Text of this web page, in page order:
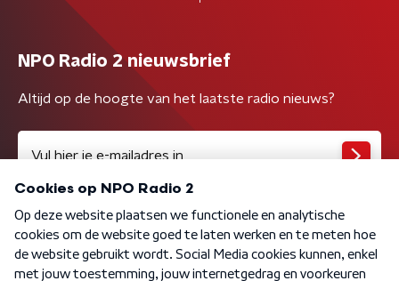
NPO Radio 2 nieuwsbrief
Altijd op de hoogte van het laatste radio nieuws?
Algemene voorwaarden